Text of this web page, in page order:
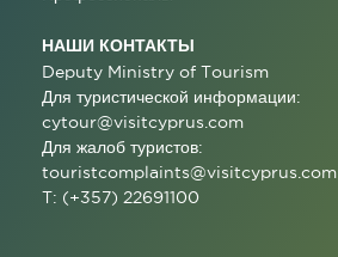
НАШИ КОНТАКТЫ
Deputy Ministry of Tourism
Для туристической информации:
cytour@visitcyprus.com
Для жалоб туристов:
touristcomplaints@visitcyprus.com
T: (+357) 22691100